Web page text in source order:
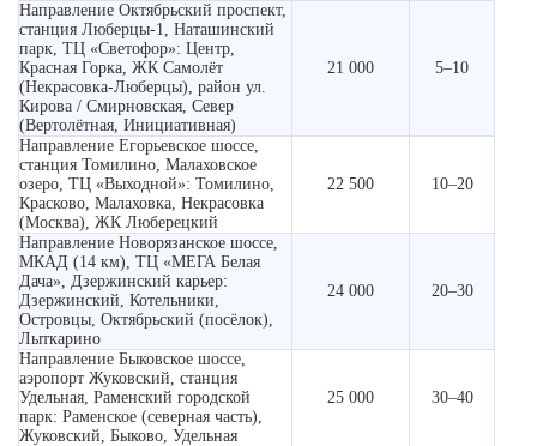
Направление Октябрьский проспект,
станция Люберцы-1, Наташинский
парк, ТЦ «Светофор»: Центр,
Красная Горка, ЖК Самолёт
(Некрасовка-Люберцы), район ул.
Кирова / Смирновская, Север
(Вертолётная, Инициативная)
21 000 5–10
Направление Егорьевское шоссе,
станция Томилино, Малаховское
озеро, ТЦ «Выходной»: Томилино,
Красково, Малаховка, Некрасовка
(Москва), ЖК Люберецкий
22 500 10–20
Направление Новорязанское шоссе,
МКАД (14 км), ТЦ «МЕГА Белая
Дача», Дзержинский карьер:
Дзержинский, Котельники,
Островцы, Октябрьский (посёлок),
Лыткарино
24 000 20–30
Направление Быковское шоссе,
аэропорт Жуковский, станция
Удельная, Раменский городской
парк: Раменское (северная часть),
Жуковский, Быково, Удельная
25 000 30–40